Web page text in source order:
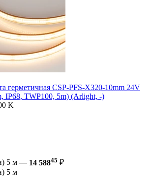
герметичная CSP-PFS-X320-10mm 24V
IP68, TWP100, 5m) (Arlight, -)
K
5 м — 14 58845 ₽
5 м